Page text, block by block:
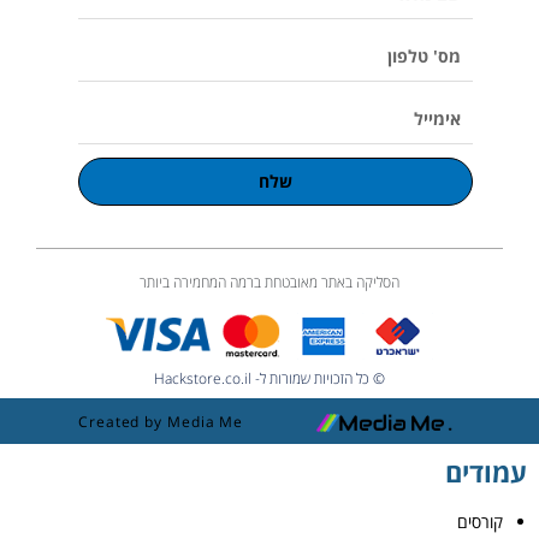
m
שלח
הסליקה באתר מאובטחת ברמה המחמירה ביותר
© כל הזכויות שמורות ל- Hackstore.co.il
Created by Media Me
עמודים
קורסים